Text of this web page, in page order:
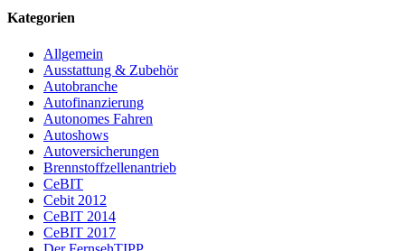
Kategorien
Allgemein
Ausstattung & Zubehör
Autobranche
Autofinanzierung
Autonomes Fahren
Autoshows
Autoversicherungen
Brennstoffzellenantrieb
CeBIT
Cebit 2012
CeBIT 2014
CeBIT 2017